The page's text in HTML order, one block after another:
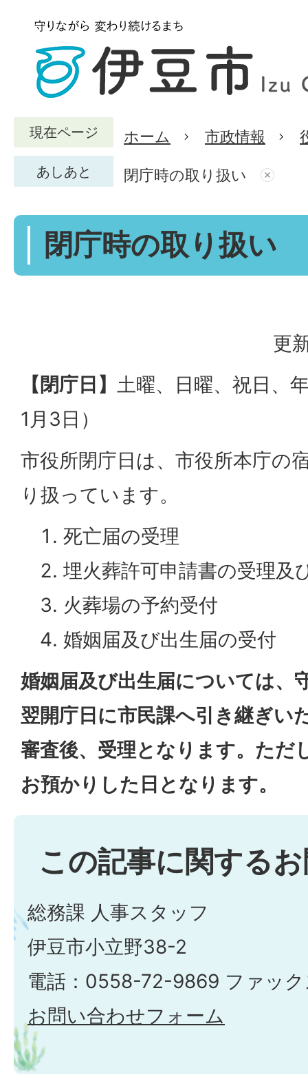
現在ページ ホーム 市政情報
あしあと 閉庁時の取り扱い
閉庁時の取り扱い
更
【閉庁日】 土曜、日曜、祝日、
1月3日）
市役所閉庁日は、市役所本庁の
り扱っています。
死亡届の受理
埋火葬許可申請書の受理及
火葬場の予約受付
婚姻届及び出生届の受付
婚姻届及び出生届については、
翌開庁日に市民課へ引き継ぎい
審査後、受理となります。ただ
お預かりした日となります。
この記事に関する
総務課 人事スタッフ
伊豆市小立野38-2
電話：0558-72-9869 ファッ
お問い合わせフォーム